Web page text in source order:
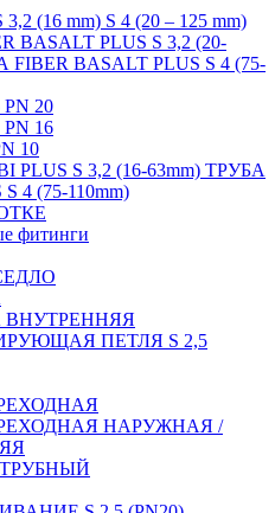
3,2 (16 mm) S 4 (20 – 125 mm)
BASALT PLUS S 3,2 (20-
FIBER BASALT PLUS S 4 (75-
20
16
10
PLUS S 3,2 (16-63mm) ТРУБА
4 (75-110mm)
фитинги
ВНУТРЕННЯЯ
ПЕТЛЯ S 2,5
НАРУЖНАЯ /